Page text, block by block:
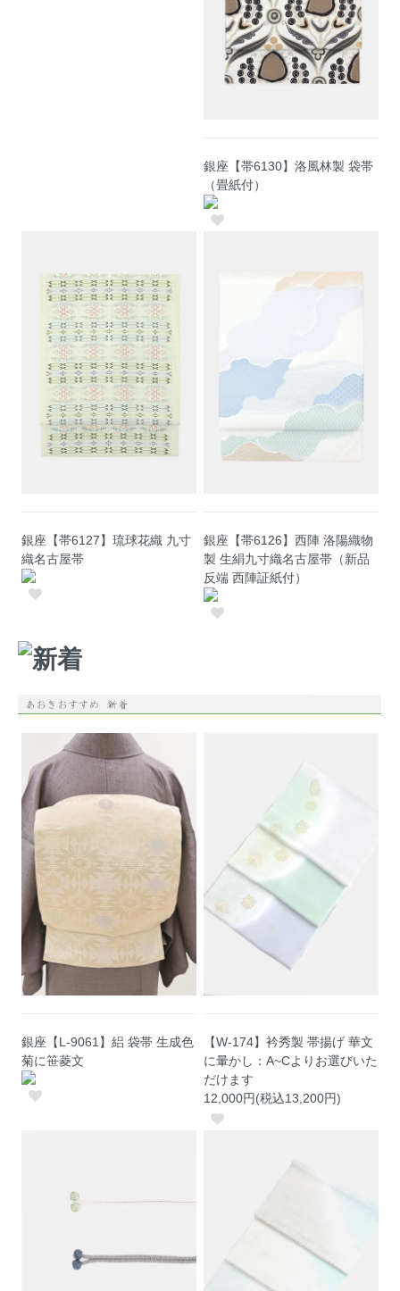
銀座【帯6130】洛風林製 袋帯
（畳紙付）
銀座【帯6127】琉球花織 九寸
織名古屋帯
銀座【帯6126】西陣 洛陽織物
製 生絹九寸織名古屋帯（新品
反端 西陣証紙付）
銀座【L-9061】絽 袋帯 生成色
菊に笹菱文
【W-174】衿秀製 帯揚げ 華文
に暈かし：A~Cよりお選びいた
だけます
12,000円(税込13,200円)